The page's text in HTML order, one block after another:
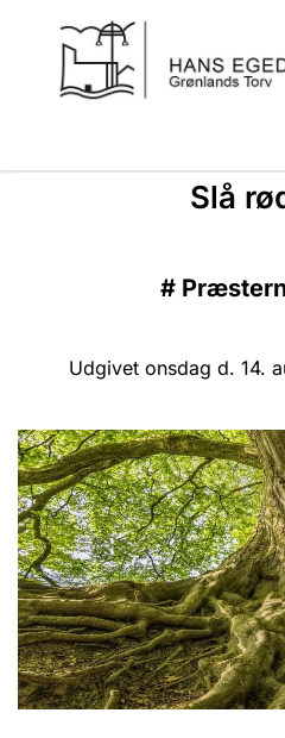
Slå
#
Udgivet onsdag d. 14.